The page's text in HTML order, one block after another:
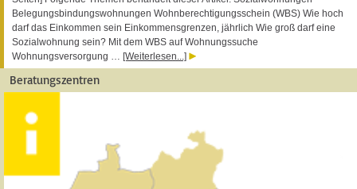
Belegungsbindungswohnungen Wohnberechtigungsschein (WBS) Wie hoch
darf das Einkommen sein Einkommensgrenzen, jährlich Wie groß darf eine
Sozialwohnung sein? Mit dem WBS auf Wohnungssuche
Wohnungsversorgung … [Weiterlesen...]
Beratungszentren